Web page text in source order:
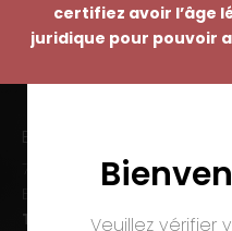
certifiez avoir l’âge
juridique pour pouvoir
Veuillez vérifier
EMMANUEL NASTI
7 avenue Pierre Pflimlin –
Tél. :
03 89 46 50 35